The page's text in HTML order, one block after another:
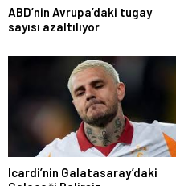
ABD’nin Avrupa’daki tugay
sayısı azaltılıyor
Icardi’nin Galatasaray’daki